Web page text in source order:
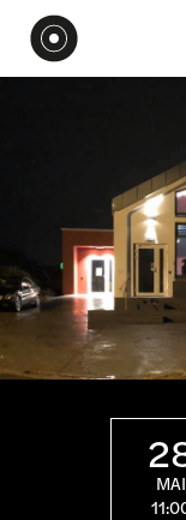
MAI